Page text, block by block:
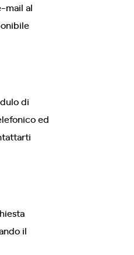
mail al
di
ed
il